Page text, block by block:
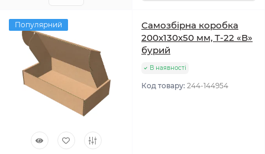
Популярний
Самозбірна коробка
200х130х50 мм, Т-22 «В»
бурий
В наявності
Код товару: 244-144954